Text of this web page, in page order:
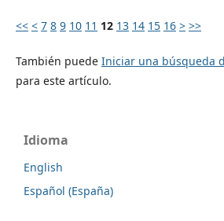
<< < 7 8 9 10 11 12 13 14 15 16 > >>
También puede Iniciar una búsqueda
para este artículo.
Idioma
English
Español (España)